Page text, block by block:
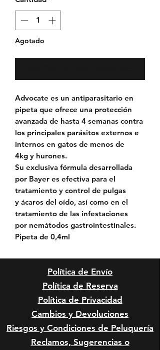
Agotado
Advocate es un antiparasitario en
pipeta que ofrece una protección
avanzada de hasta 4 semanas contra
los principales parásitos externos e
internos en gatos de menos de
4kg y hurones.
Su exclusiva fórmula desarrollada
por Bayer es efectiva para el
tratamiento y control de pulgas
y ácaros del oído, así como en el
tratamiento de las infestaciones
por nemátodos gastrointestinales.
Pipeta de 0,4ml
Política de Envío
Política de Reserva
Política de Privacidad
Cambios y Devoluciones
Riesgos y Condiciones de Peluquería
Reclamos, Sugerencias o